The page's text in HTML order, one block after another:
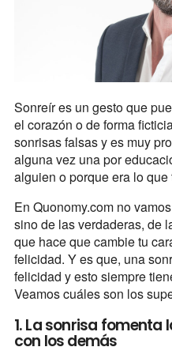
Sonreír es un gesto que
el corazón o de forma
sonrisas falsas y es muy
alguna vez una por
alguien o porque era lo que
En Quonomy.com no
sino de las verdaderas, de
que hace que cambie tu
felicidad. Y es que, una
felicidad y esto siempre
Veamos cuáles son los
1. La sonrisa
con los demás